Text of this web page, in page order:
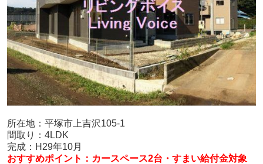
所在地：平塚市上吉沢105-1
間取り：4LDK
完成：H29年10月
おすすめポイント：カースペース2台・すまい給付金対象